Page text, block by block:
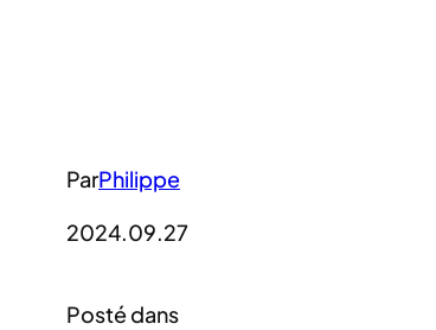
ParPhilippe
2024.09.27
Posté dans